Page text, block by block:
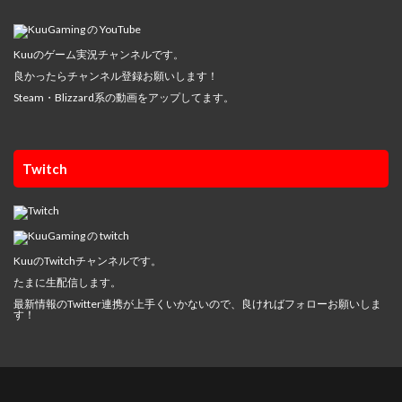
Kuuのゲーム実況チャンネルです。
良かったらチャンネル登録お願いします！
Steam・Blizzard系の動画をアップしてます。
Twitch
KuuのTwitchチャンネルです。
たまに生配信します。
最新情報のTwitter連携が上手くいかないので、良ければフォローお願いしま
す！